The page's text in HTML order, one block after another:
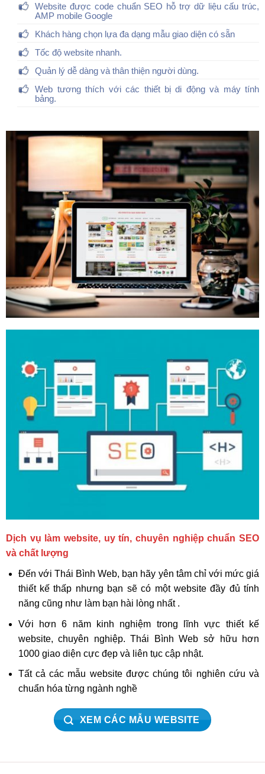
Website được code chuẩn SEO hỗ trợ dữ liệu cấu trúc,
AMP mobile Google
Khách hàng chọn lựa đa dạng mẫu giao diện có sẵn
Tốc độ website nhanh.
Quản lý dễ dàng và thân thiện người dùng.
Web tương thích với các thiết bị di động và máy tính
bảng.
Dịch vụ làm website, uy tín, chuyên nghiệp chuẩn SEO
và chất lượng
Đến với Thái Bình Web, bạn hãy yên tâm chỉ với mức giá
thiết kế thấp nhưng bạn sẽ có một website đầy đủ tính
năng cũng như làm bạn hài lòng nhất .
Với hơn 6 năm kinh nghiệm trong lĩnh vực thiết kế
website, chuyên nghiệp. Thái Bình Web sở hữu hơn
1000 giao diện cực đẹp và liên tục cập nhật.
Tất cả các mẫu website được chúng tôi nghiên cứu và
chuẩn hóa từng ngành nghề
XEM CÁC MẪU WEBSITE